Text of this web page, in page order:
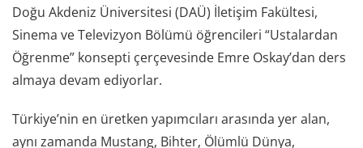
Doğu Akdeniz Üniversitesi (DAÜ) İletişim Fakültesi,
Sinema ve Televizyon Bölümü öğrencileri “Ustalardan
Öğrenme” konsepti çerçevesinde Emre Oskay’dan ders
almaya devam ediyorlar.
Türkiye’nin en üretken yapımcıları arasında yer alan,
aynı zamanda Mustang, Bihter, Ölümlü Dünya,